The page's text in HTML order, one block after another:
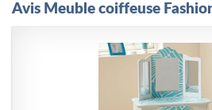
Avis Meuble coiffeuse